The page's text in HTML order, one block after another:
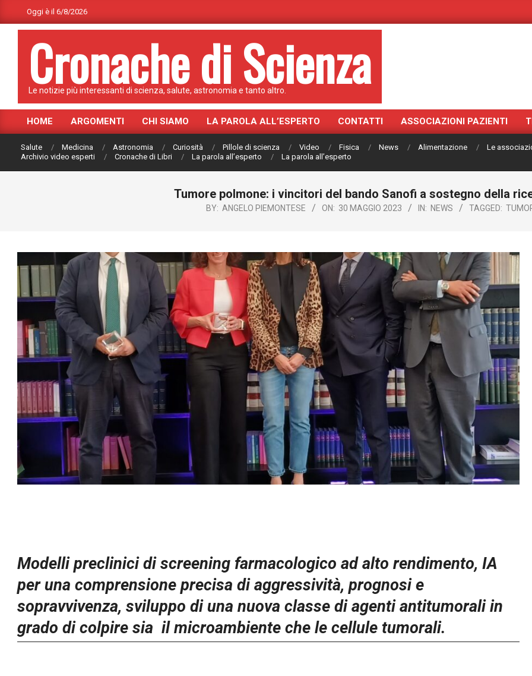
to
Oggi è il 6/8/2026
Cronache di Scienza
Le notizie più interessanti di scienza, salute, astronomia e tanto altro.
Primary
Navigation
Menu
HOME ARGOMENTI CHI SIAMO LA PAROLA ALL’ESPERTO CONTATTI ASSOCIAZIONI PAZIENTI
Salute Medicina Astronomia Curiosità Pillole di scienza Video Fisica News Alimentazione
Le
Archivio video esperti
Cronache di Libri La parola all’esperto La parola all’esperto
Tumore polmone: i vincitori del bando Sanofi a sostegno della
BY: ANGELO PIEMONTESE ON: 30 MAGGIO 2023 IN: NEWS TAGGED:
Modelli preclinici di screening farmacologico ad alto rendimento, IA
per una comprensione precisa di aggressività, prognosi e
sopravvivenza, sviluppo di una nuova classe di agenti antitumorali in
grado di colpire sia il microambiente che le cellule tumorali.